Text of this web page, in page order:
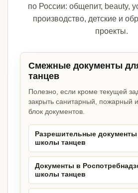
по России: общепит, beauty,
производство, детские и
проекты.
Смежные документы
танцев
Полезно, если кроме текущей
закрыть санитарный, пожарный
блок документов.
Разрешительные
школы танцев
Документы в
школы танцев